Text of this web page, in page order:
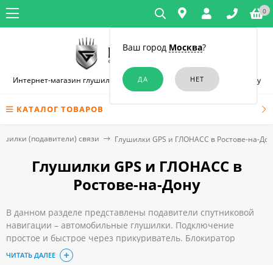
Ваш город Москва?
0
Интернет-магазин глушилок связи и диктофонов в Ростове-на-Дону
КАТАЛОГ ТОВАРОВ
(подавители) связи Глушилки GPS и ГЛОНАСС в Ростове-на-
Глушилки GPS и ГЛОНАСС в
Ростове-на-Дону
В данном разделе представлены подавители спутниковой
навигации – автомобильные глушилки. Подключение
простое и быстрое через прикуриватель. Блокиратор
предотвращает возможное слежение за транспортным
ЧИТАТЬ ДАЛЕЕ